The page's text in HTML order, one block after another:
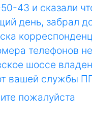
43 и сказали
день, забрал
телефонов
шоссе
вашей службы
пожалуйста